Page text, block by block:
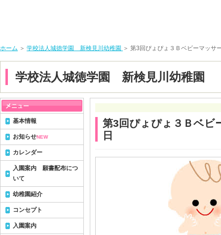
ホーム ＞ 学校法人城徳学園 新検見川幼稚園 ＞ 第3回ぴょぴょ３Ｂベビーマッサ
学校法人城徳学園 新検見川幼稚園
第3回ぴょぴょ３Ｂベビ
日
基本情報
お知らせNEW
カレンダー
入園案内 願書配布につ
いて
幼稚園紹介
コンセプト
入園案内